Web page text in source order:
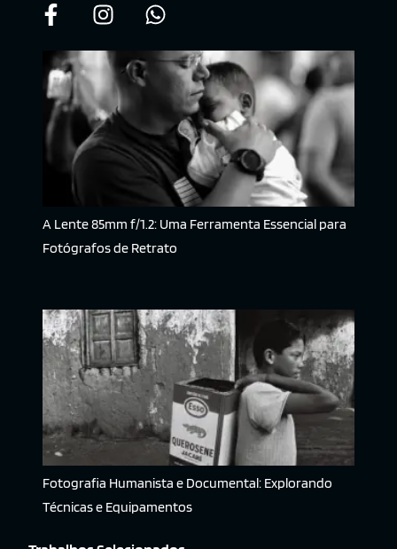
A Lente 85mm f/1.2: Uma Ferramenta Essencial para
Fotógrafos de Retrato
Fotografia Humanista e Documental: Explorando
Técnicas e Equipamentos